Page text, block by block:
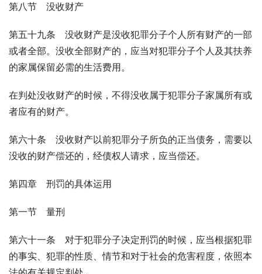
第八节　没收财产
第五十九条　没收财产是没收犯罪分子个人所有财产的一部
或者全部。没收全部财产的，应当对犯罪分子个人及其扶养
的家属保留必需的生活费用。
在判处没收财产的时候，不得没收属于犯罪分子家属所有或
者应有的财产。
第六十条　没收财产以前犯罪分子所负的正当债务，需要以
没收的财产偿还的，经债权人请求，应当偿还。
第四章　刑罚的具体运用
第一节　量刑
第六十一条　对于犯罪分子决定刑罚的时候，应当根据犯罪
的事实、犯罪的性质、情节和对于社会的危害程度，依照本